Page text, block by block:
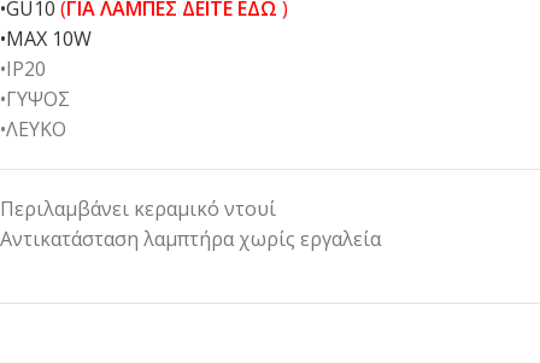
•GU10 (ΓΙΑ ΛΑΜΠΕΣ ΔΕΙΤΕ ΕΔΩ )
•MAX 10W
•IP20
•ΓΥΨΟΣ
•ΛΕΥΚΟ
Περιλαμβάνει κεραμικό ντουί
Αντικατάσταση λαμπτήρα χωρίς εργαλεία